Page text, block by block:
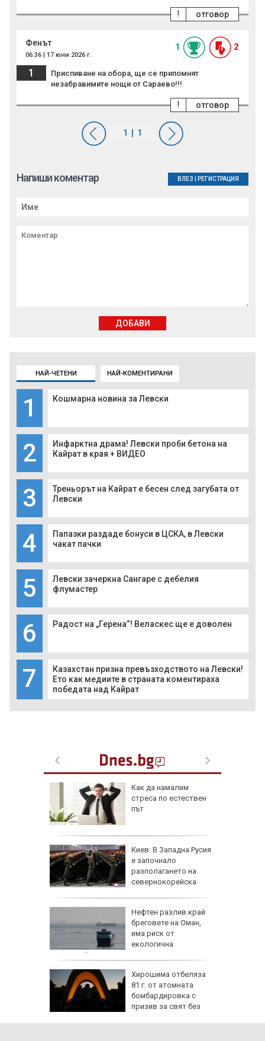
НАЙ-ЧЕТЕНИ НАЙ-КОМЕНТИРАНИ
1 Кошмарна новина за Левски
2
Инфарктна драма! Левски проби бетона на
Кайрат в края + ВИДЕО
3
Треньорът на Кайрат е бесен след загубата от
Левски
4
Папазки раздаде бонуси в ЦСКА, в Левски
чакат пачки
5
Левски зачеркна Сангаре с дебелия
флумастер
6 Радост на „Герена“! Веласкес ще е доволен
7
Казахстан призна превъзходството на Левски!
Ето как медиите в страната коментираха
победата над Кайрат
Как да намалим
стреса по естествен
път
Киев: В Западна Русия
е започнало
разполагането на
севернокорейска
Нефтен разлив край
бреговете на Оман,
има риск от
екологична
катастрофа
Хирошима отбеляза
81 г. от атомната
бомбардировка с
призив за свят без
отговор
!
Фенът
06:36 | 17 юни 2026 г.
1 2
1
Приспиване на обора, ще се припомнят
незабравимите нощи от Сараево!!!
отговор
!
Напиши коментар ВЛЕЗ РЕГИСТРАЦИЯ
ДОБАВИ